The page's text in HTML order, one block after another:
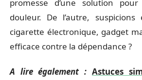
promesse d’une solution
douleur. De l’autre,
cigarette électronique, gadget
efficace contre la dépendance ?
A lire également : Astuces